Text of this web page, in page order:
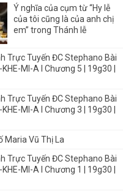
Ý nghĩa của cụm từ “Hy lễ
của tôi cũng là của anh chị
em” trong Thánh lễ
Trực Tuyến ĐC Stephano Bài
MI-A I Chương 5 | 19g30 |
Trực Tuyến ĐC Stephano Bài
MI-A I Chương 3 | 19g30 |
Maria Vũ Thị La
Trực Tuyến ĐC Stephano Bài
MI-A I Chương 1 | 19g30 |